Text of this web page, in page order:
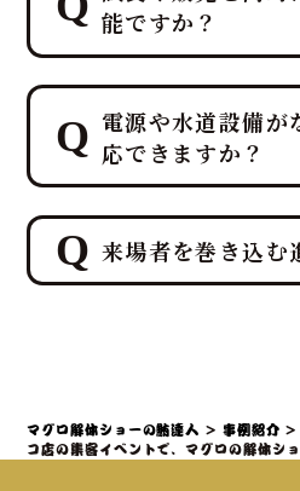
能ですか？
エンターテイメン
ただいた後、その
わう「試食」と、
を提供する「販売
が可能です。
特に集客イベント
の「試食＆販売」
電源や水道設備が
応できますか？
ご安心ください。
本一、ケータリン
るプロ集団である
の実施実績があり
来場者を巻き込む
グロ解体ショーを
ーテイメントとし
マグロ解体ショーの鮪達人 > 事例紹介
コ店の集客イベントで、マグロの解体ショ